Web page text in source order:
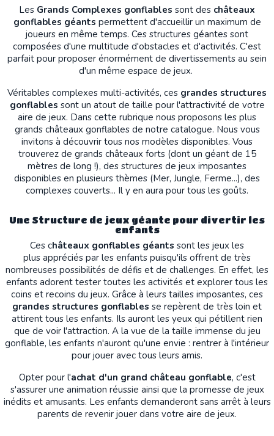
Les Grands Complexes gonflables sont des châteaux
gonflables géants permettent d'accueillir un maximum de
joueurs en même temps. Ces structures géantes sont
composées d'une multitude d'obstacles et d'activités. C'est
parfait pour proposer énormément de divertissements au sein
d'un même espace de jeux.
Véritables complexes multi-activités, ces grandes structures
gonflables sont un atout de taille pour l'attractivité de votre
aire de jeux. Dans cette rubrique nous proposons les plus
grands châteaux gonflables de notre catalogue. Nous vous
invitons à découvrir tous nos modèles disponibles. Vous
trouverez de grands châteaux forts (dont un géant de 15
mètres de long !), des structures de jeux imposantes
disponibles en plusieurs thèmes (Mer, Jungle, Ferme...), des
complexes couverts... Il y en aura pour tous les goûts.
Une Structure de jeux géante pour divertir les
enfants
Ces châteaux gonflables géants sont les jeux les
plus appréciés par les enfants puisqu'ils offrent de très
nombreuses possibilités de défis et de challenges. En effet, les
enfants adorent tester toutes les activités et explorer tous les
coins et recoins du jeux. Grâce à leurs tailles imposantes, ces
grandes structures gonflables se repèrent de très loin et
attirent tous les enfants. Ils auront les yeux qui pétillent rien
que de voir l'attraction. A la vue de la taille immense du jeu
gonflable, les enfants n'auront qu'une envie : rentrer à l'intérieur
pour jouer avec tous leurs amis.
Opter pour l'achat d'un grand château gonflable, c'est
s'assurer une animation réussie ainsi que la promesse de jeux
inédits et amusants. Les enfants demanderont sans arrêt à leurs
parents de revenir jouer dans votre aire de jeux.